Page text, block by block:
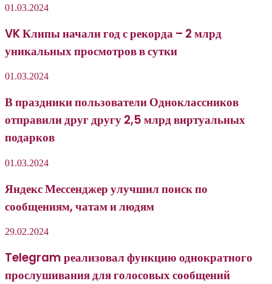
01.03.2024
VK Клипы начали год с рекорда – 2 млрд
уникальных просмотров в сутки
01.03.2024
В праздники пользователи Одноклассников
отправили друг другу 2,5 млрд виртуальных
подарков
01.03.2024
Яндекс Мессенджер улучшил поиск по
сообщениям, чатам и людям
29.02.2024
Telegram реализовал функцию однократного
прослушивания для голосовых сообщений